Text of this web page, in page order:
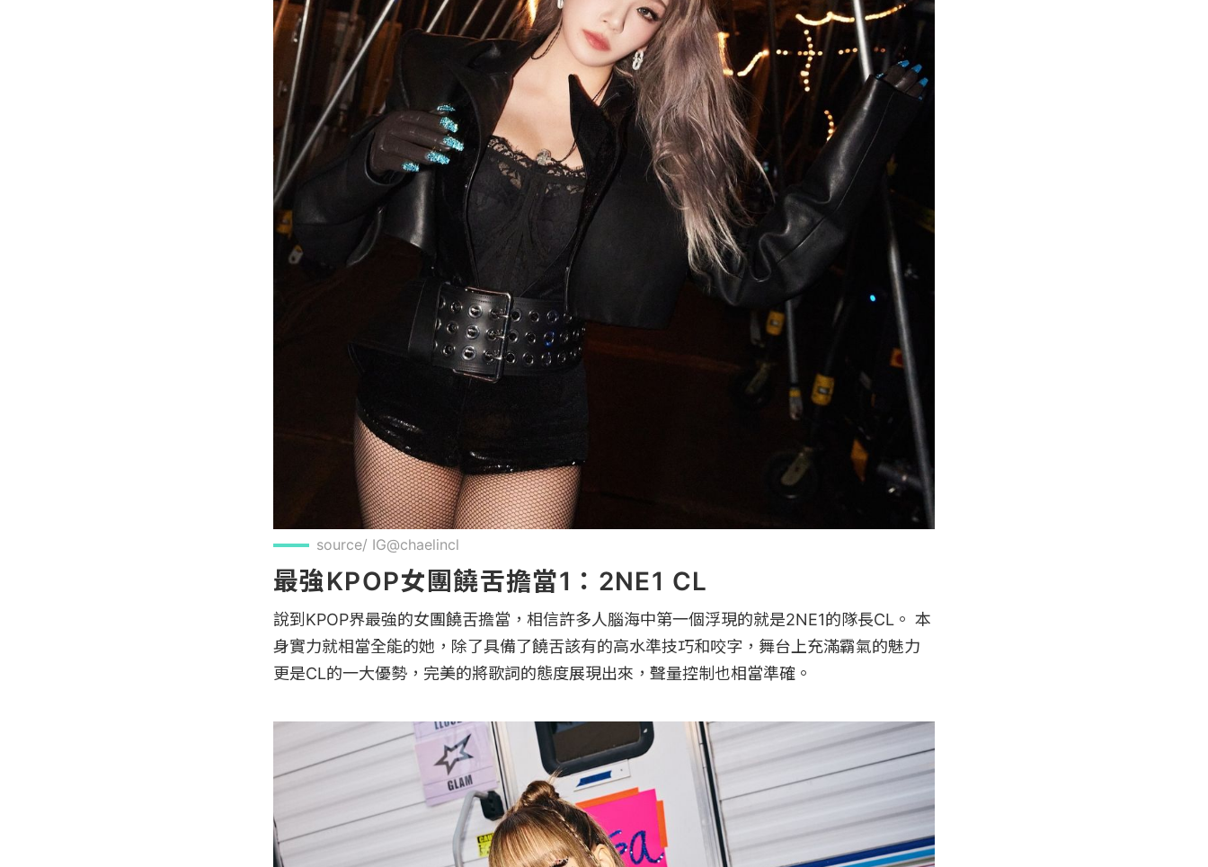
source/ IG@chaelincl
最強KPOP女團饒舌擔當1：2NE1 CL
說到KPOP界最強的女團饒舌擔當，相信許多人腦海中第一個浮現的就是2NE1的隊長CL。 本
身實力就相當全能的她，除了具備了饒舌該有的高水準技巧和咬字，舞台上充滿霸氣的魅力
更是CL的一大優勢，完美的將歌詞的態度展現出來，聲量控制也相當準確。